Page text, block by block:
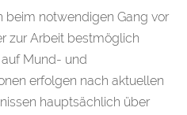
beim notwendigen Gang vor
zur Arbeit bestmöglich
Mund- und
erfolgen nach aktuellen
hauptsächlich über